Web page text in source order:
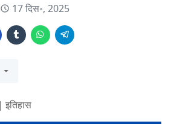
17 दिस॰, 2025